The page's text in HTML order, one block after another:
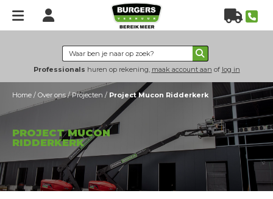
Verhuur
Hoogwerkers
Heftrucks
Grondverzet
Energie & verlichting
Hijs- & heftechniek
Professionals huren op rekening, maak account aan of log in
Home / Over ons/Projecten / Project Mucon Ridderkerk
PROJECT MUCON
RIDDERKERK